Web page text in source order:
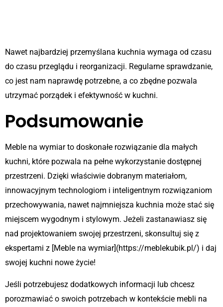
Nawet najbardziej przemyślana kuchnia wymaga od czasu
do czasu przeglądu i reorganizacji. Regularne sprawdzanie,
co jest nam naprawdę potrzebne, a co zbędne pozwala
utrzymać porządek i efektywność w kuchni.
Podsumowanie
Meble na wymiar to doskonałe rozwiązanie dla małych
kuchni, które pozwala na pełne wykorzystanie dostępnej
przestrzeni. Dzięki właściwie dobranym materiałom,
innowacyjnym technologiom i inteligentnym rozwiązaniom
przechowywania, nawet najmniejsza kuchnia może stać się
miejscem wygodnym i stylowym. Jeżeli zastanawiasz się
nad projektowaniem swojej przestrzeni, skonsultuj się z
ekspertami z [Meble na wymiar](https://meblekubik.pl/) i daj
swojej kuchni nowe życie!
Jeśli potrzebujesz dodatkowych informacji lub chcesz
porozmawiać o swoich potrzebach w kontekście mebli na